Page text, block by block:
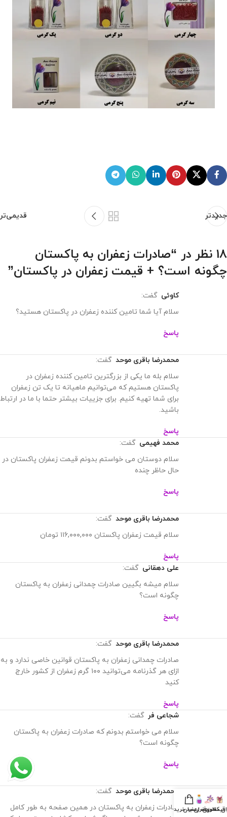
جدیدتر قدیمی‌تر
18 نظر در “
صادرات زعفران به پاکستان
چگونه است؟ + قیمت زعفران در پاکستان”
کاوئی گفت:
سلام آیا شما تامین کننده زعفران در پاکستان هستید؟
پاسخ
محمدرضا باقری موحد گفت:
سلام بله ما یکی از بزرگترین تامین کننده زعفران در
پاکستان هستیم که می‌توانیم ماهیانه تا یک تن زعفران
برای شما تهیه کنیم. برای جزییات بیشتر حتما با ما در ارتباط
باشید.
پاسخ
محمد فهیمی گفت:
سلام دوستان می خواستم بدونم قیمت زعفران پاکستان در
حال حاظر چنده
پاسخ
محمدرضا باقری موحد گفت:
سلام قیمت زعفران پاکستان ۱۱۶,۰۰۰,۰۰۰ تومان
پاسخ
علی دهقانی گفت:
سلام میشه بگیین صادرات چمدانی زعفران به پاکستان
چگونه است؟
پاسخ
محمدرضا باقری موحد گفت:
صادرات چمدانی زعفران به پاکستان قوانین خاصی ندارد و به
ازای هر گذرنامه می‌توانید ۱۰۰ گرم زعفران از کشور خارج
کنید
پاسخ
شجاعی فر گفت:
سلام می خواستم بدونم که صادرات زعفران به پاکستان
چگونه است؟
پاسخ
محمدرضا باقری موحد گفت:
صادرات زعفران به پاکستان در همین صفحه به طور کامل
کادویی
قیمت زعفران
ظروف زعفران
سبد خرید